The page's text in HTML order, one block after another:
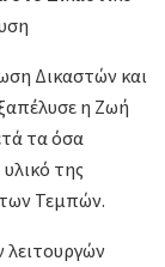
Δικαστών και
η Ζωή
τα όσα
της
Τεμπών.
λειτουργών